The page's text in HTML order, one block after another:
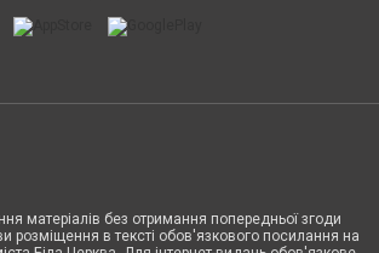
матеріалів без отримання попередньої згоди
розміщення в тексті обов'язкового посилання на